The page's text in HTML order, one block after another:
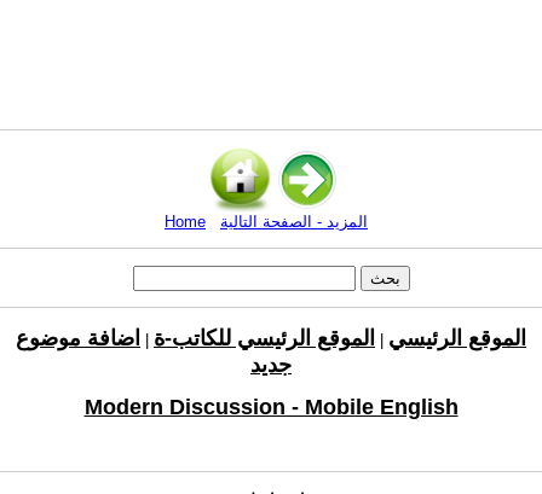
Home المزيد - الصفحة التالية
الموقع الرئيسي الموقع الرئيسي للكاتب-ة
اضافة موضوع
جديد
Modern Discussion - Mobile English